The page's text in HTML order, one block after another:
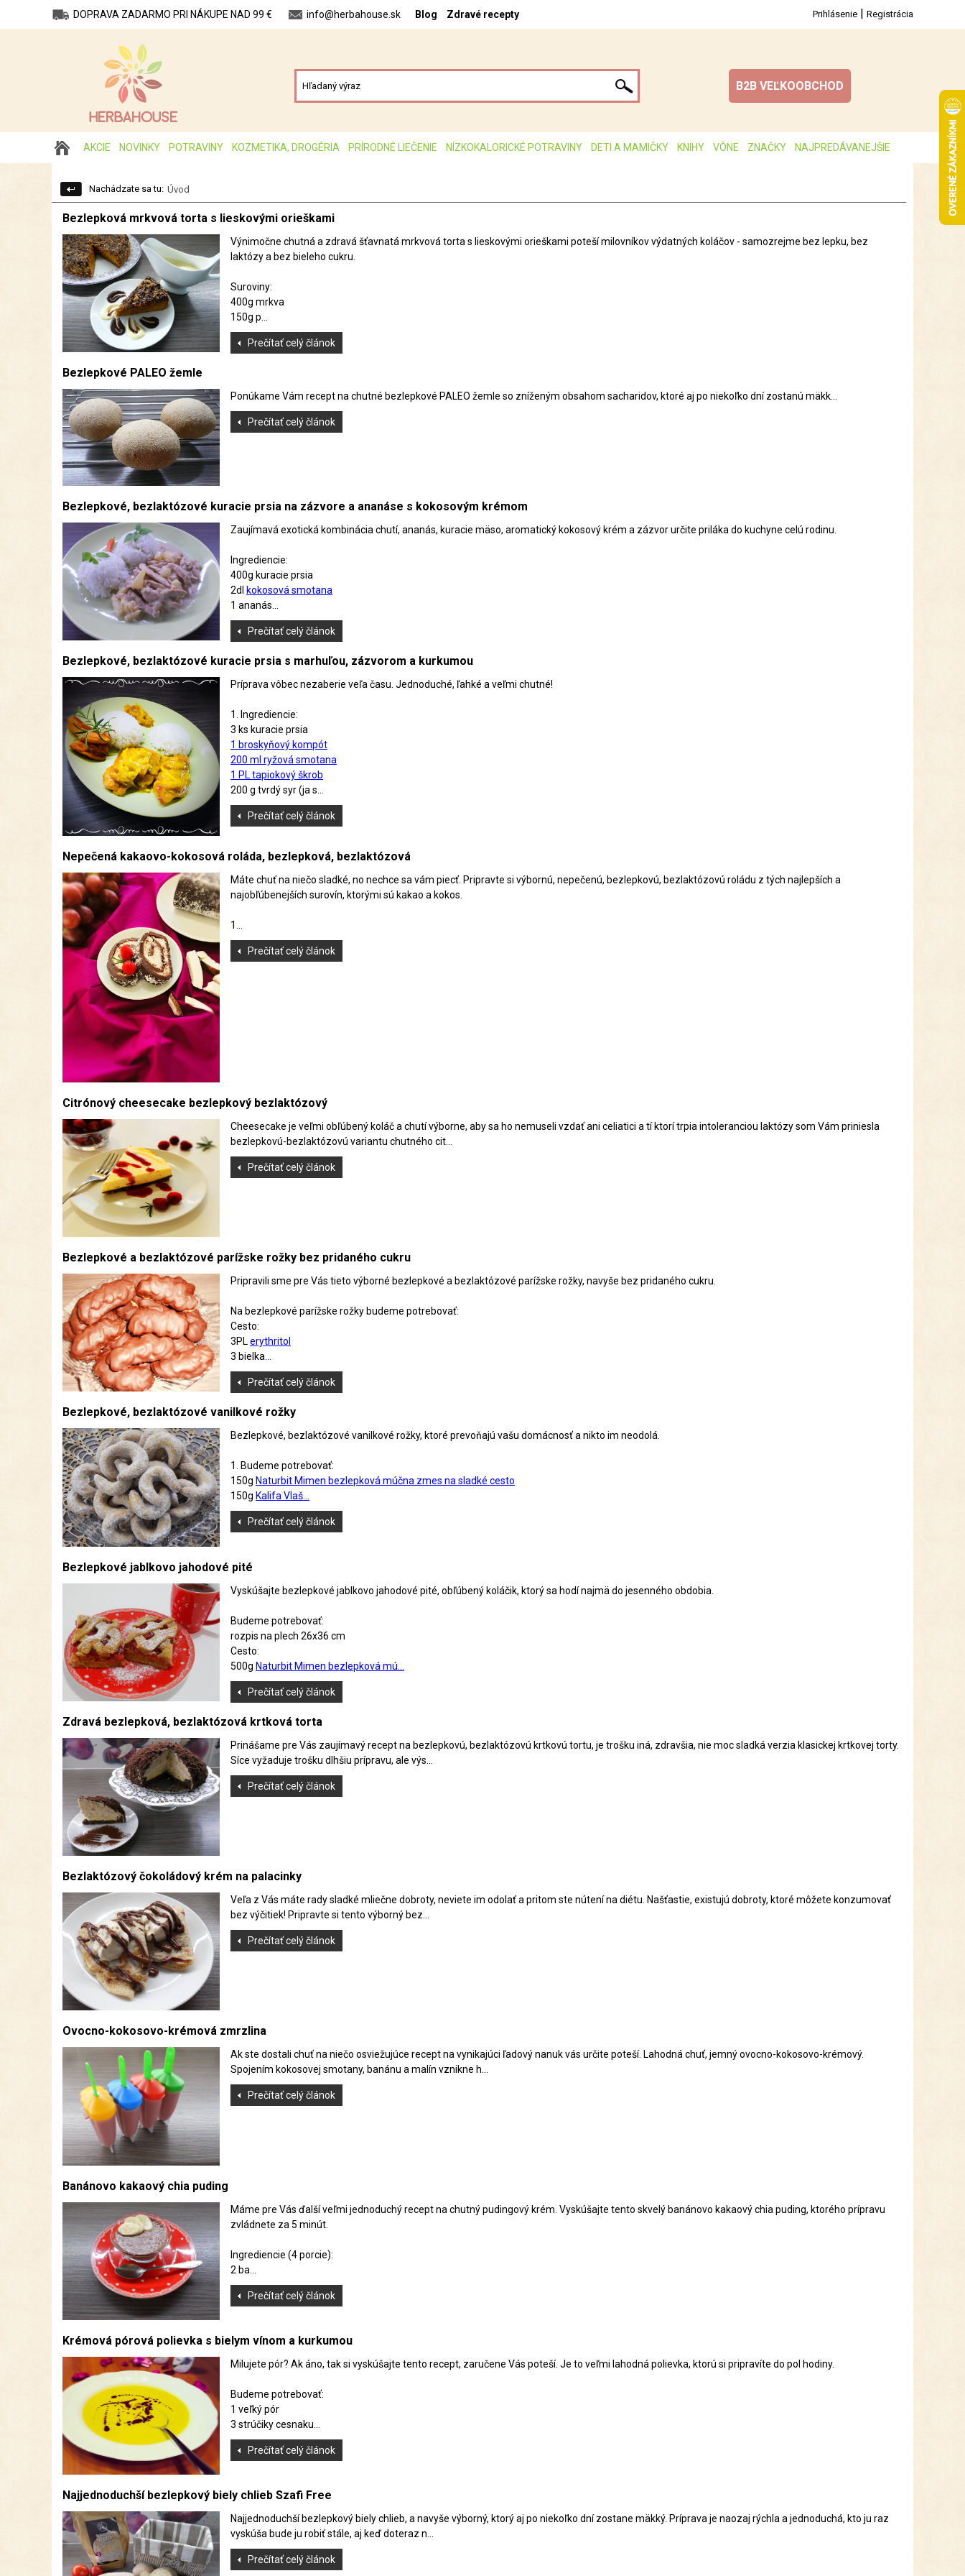
DOPRAVA ZADARMO PRI NÁKUPE NAD 99 € info@herbahouse.sk Blog Zdravé recepty Prihlásenie | Registrácia
B2B VEĽKOOBCHOD
AKCIE NOVINKY POTRAVINY KOZMETIKA, DROGÉRIA PRÍRODNÉ LIEČENIE NÍZKOKALORICKÉ POTRAVINY DETI A MAMIČKY KNIHY VÔNE ZNAČKY NAJPREDÁVANEJŠIE
Nachádzate sa tu: Úvod
Bezlepková mrkvová torta s lieskovými orieškami
Výnimočne chutná a zdravá šťavnatá mrkvová torta s lieskovými orieškami poteší milovníkov výdatných koláčov - samozrejme bez lepku, bez
laktózy a bez bieleho cukru.
Suroviny:
400g mrkva
150g p...
Prečítať celý článok
Bezlepkové PALEO žemle
Ponúkame Vám recept na chutné bezlepkové PALEO žemle so zníženým obsahom sacharidov, ktoré aj po niekoľko dní zostanú mäkk...
Prečítať celý článok
Bezlepkové, bezlaktózové kuracie prsia na zázvore a ananáse s kokosovým krémom
Zaujímavá exotická kombinácia chutí, ananás, kuracie mäso, aromatický kokosový krém a zázvor určite priláka do kuchyne celú rodinu.
Ingrediencie:
400g kuracie prsia
2dl
kokosová smotana
1 ananás...
Prečítať celý článok
Bezlepkové, bezlaktózové kuracie prsia s marhuľou, zázvorom a kurkumou
Príprava vôbec nezaberie veľa času. Jednoduché, ľahké a veľmi chutné!
1. Ingrediencie:
3 ks kuracie prsia
1 broskyňový kompót
200 ml ryžová smotana
1 PL tapiokový škrob
200 g tvrdý syr (ja s...
Prečítať celý článok
Nepečená kakaovo-kokosová roláda, bezlepková, bezlaktózová
Máte chuť na niečo sladké, no nechce sa vám piecť. Pripravte si výbornú, nepečenú, bezlepkovú, bezlaktózovú roládu z tých najlepších a
najobľúbenejších surovín, ktorými sú kakao a kokos.
1...
Prečítať celý článok
Citrónový cheesecake bezlepkový bezlaktózový
Cheesecake je veľmi obľúbený koláč a chutí výborne, aby sa ho nemuseli vzdať ani celiatici a tí ktorí trpia intoleranciou laktózy som Vám priniesla
bezlepkovú-bezlaktózovú variantu chutného cit...
Prečítať celý článok
Bezlepkové a bezlaktózové parížske rožky bez pridaného cukru
Pripravili sme pre Vás tieto výborné bezlepkové a bezlaktózové parížske rožky, navyše bez pridaného cukru.
Na bezlepkové parížske rožky budeme potrebovať:
Cesto:
3PL erythritol
3 bielka...
Prečítať celý článok
Bezlepkové, bezlaktózové vanilkové rožky
Bezlepkové, bezlaktózové vanilkové rožky, ktoré prevoňajú vašu domácnosť a nikto im neodolá.
1. Budeme potrebovať:
150g Naturbit Mimen bezlepková múčna zmes na sladké cesto
150g Kalifa Vlaš...
Prečítať celý článok
Bezlepkové jablkovo jahodové pité
Vyskúšajte bezlepkové jablkovo jahodové pité, obľúbený koláčik, ktorý sa hodí najmä do jesenného obdobia.
Budeme potrebovať:
rozpis na plech 26x36 cm
Cesto:
500g Naturbit Mimen bezlepková mú...
Prečítať celý článok
Zdravá bezlepková, bezlaktózová krtková torta
Prinášame pre Vás zaujímavý recept na bezlepkovú, bezlaktózovú krtkovú tortu, je trošku iná, zdravšia, nie moc sladká verzia klasickej krtkovej torty.
Síce vyžaduje trošku dlhšiu prípravu, ale výs...
Prečítať celý článok
Bezlaktózový čokoládový krém na palacinky
Veľa z Vás máte rady sladké mliečne dobroty, neviete im odolať a pritom ste nútení na diétu. Našťastie, existujú dobroty, ktoré môžete konzumovať
bez výčitiek! Pripravte si tento výborný bez...
Prečítať celý článok
Ovocno-kokosovo-krémová zmrzlina
Ak ste dostali chuť na niečo osviežujúce recept na vynikajúci ľadový nanuk vás určite poteší. Lahodná chuť, jemný ovocno-kokosovo-krémový.
Spojením kokosovej smotany, banánu a malín vznikne h...
Prečítať celý článok
Banánovo kakaový chia puding
Máme pre Vás ďalší veľmi jednoduchý recept na chutný pudingový krém. Vyskúšajte tento skvelý banánovo kakaový chia puding, ktorého prípravu
zvládnete za 5 minút.
Ingrediencie (4 porcie):
2 ba...
Prečítať celý článok
Krémová pórová polievka s bielym vínom a kurkumou
Milujete pór? Ak áno, tak si vyskúšajte tento recept, zaručene Vás poteší. Je to veľmi lahodná polievka, ktorú si pripravíte do pol hodiny.
Budeme potrebovať:
1 veľký pór
3 strúčiky cesnaku...
Prečítať celý článok
Najjednoduchší bezlepkový biely chlieb Szafi Free
Najjednoduchší bezlepkový biely chlieb, a navyše výborný, ktorý aj po niekoľko dní zostane mäkký. Príprava je naozaj rýchla a jednoduchá, kto ju raz
vyskúša bude ju robiť stále, aj keď doteraz n...
Prečítať celý článok